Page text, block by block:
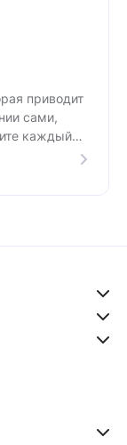
приводит
сами,
каждый